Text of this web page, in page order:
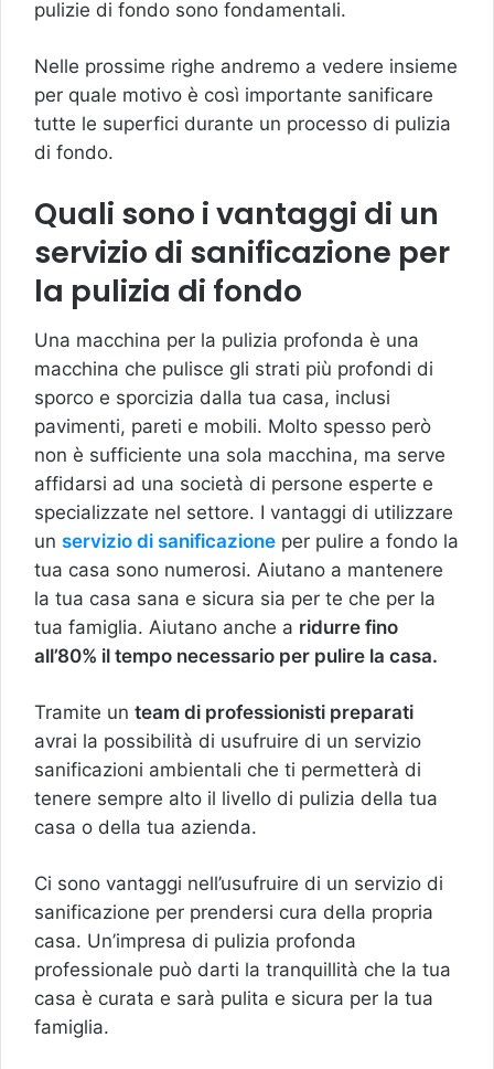
pulizie di fondo sono fondamentali.
Nelle prossime righe andremo a vedere insieme
per quale motivo è così importante sanificare
tutte le superfici durante un processo di pulizia
di fondo.
Quali sono i vantaggi di un
servizio di sanificazione per
la pulizia di fondo
Una macchina per la pulizia profonda è una
macchina che pulisce gli strati più profondi di
sporco e sporcizia dalla tua casa, inclusi
pavimenti, pareti e mobili. Molto spesso però
non è sufficiente una sola macchina, ma serve
affidarsi ad una società di persone esperte e
specializzate nel settore. I vantaggi di utilizzare
un servizio di sanificazione per pulire a fondo la
tua casa sono numerosi. Aiutano a mantenere
la tua casa sana e sicura sia per te che per la
tua famiglia. Aiutano anche a ridurre fino
all’80% il tempo necessario per pulire la casa.
Tramite un team di professionisti preparati
avrai la possibilità di usufruire di un servizio
sanificazioni ambientali che ti permetterà di
tenere sempre alto il livello di pulizia della tua
casa o della tua azienda.
Ci sono vantaggi nell’usufruire di un servizio di
sanificazione per prendersi cura della propria
casa. Un’impresa di pulizia profonda
professionale può darti la tranquillità che la tua
casa è curata e sarà pulita e sicura per la tua
famiglia.